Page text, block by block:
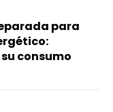
para
consumo